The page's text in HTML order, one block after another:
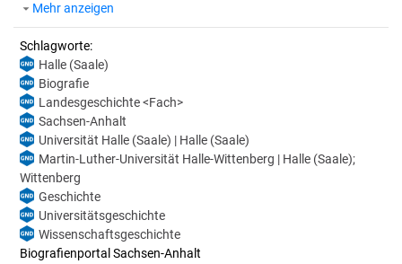
Mehr anzeigen
Schlagworte:
Halle (Saale)
Biografie
Landesgeschichte <Fach>
Sachsen-Anhalt
Universität Halle (Saale) | Halle (Saale)
Martin-Luther-Universität Halle-Wittenberg | Halle (Saale);
Wittenberg
Geschichte
Universitätsgeschichte
Wissenschaftsgeschichte
Biografienportal Sachsen-Anhalt